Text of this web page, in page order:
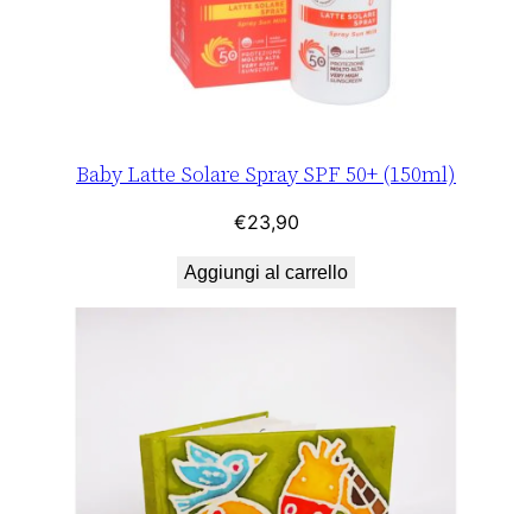
Baby Latte Solare Spray SPF 50+ (150ml)
€23,90
Aggiungi al carrello